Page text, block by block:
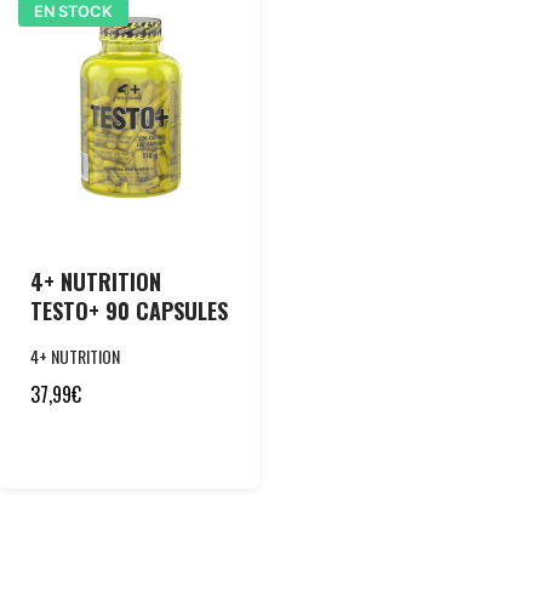
EN STOCK
4+ NUTRITION
TESTO+ 90 CAPSULES
4+ NUTRITION
37,99€